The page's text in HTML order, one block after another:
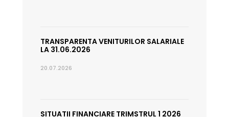
TRANSPARENTA VENITURILOR SALARIALE
LA 31.06.2026
20.07.2026
SITUATII FINANCIARE TRIMSTRUL 1 2026